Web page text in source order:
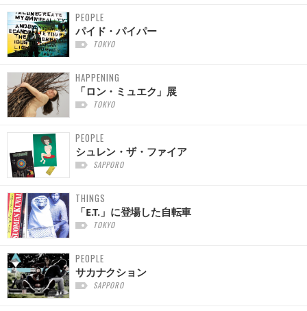
PEOPLE
パイド・パイパー
TOKYO
HAPPENING
「ロン・ミュエク」展
TOKYO
PEOPLE
シュレン・ザ・ファイア
SAPPORO
THINGS
「E.T.」に登場した自転車
TOKYO
PEOPLE
サカナクション
SAPPORO